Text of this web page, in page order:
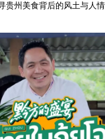
贵州美食背后的风土与人